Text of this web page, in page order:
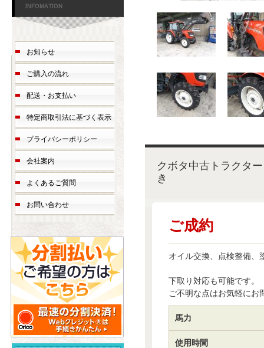
クボタ中古トラク
き
ご成約
オイル交換、点検整備、
下取り対応も可能です。
ご不明な点はお気軽にお
馬力
使用時間
お知らせ
ご購入の流れ
配送・お支払い
特定商取引法に基づく表示
プライバシーポリシー
会社案内
よくあるご質問
お問い合わせ